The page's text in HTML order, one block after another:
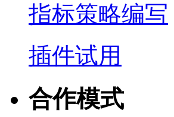
指标策略编写
插件试用
合作模式